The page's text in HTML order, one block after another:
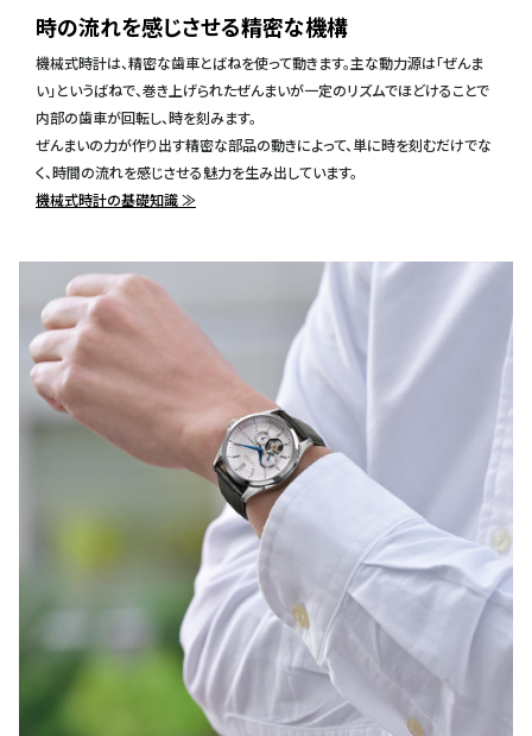
時の流れを感じさせる精密な機構
機械式時計は、精密な歯車とばねを使って動きます。主な動力源は「ぜんま
い」というばねで、巻き上げられたぜんまいが一定のリズムでほどけることで
内部の歯車が回転し、時を刻みます。
ぜんまいの力が作り出す精密な部品の動きによって、単に時を刻むだけでな
く、時間の流れを感じさせる魅力を生み出しています。
機械式時計の基礎知識 ≫